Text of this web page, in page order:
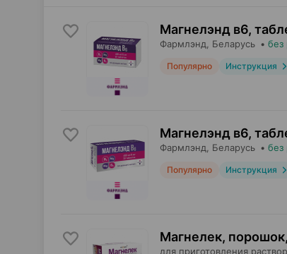
Магнелэнд в6,
Фармлэнд , Беларусь • без
Популярно Инструкция
Магнелэнд в6,
Фармлэнд , Беларусь • без
Популярно Инструкция
Магнелек, порошок,
для приготовления